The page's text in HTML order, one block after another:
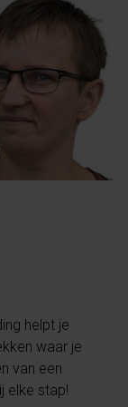
helpt je
waar je
van een
elke stap!